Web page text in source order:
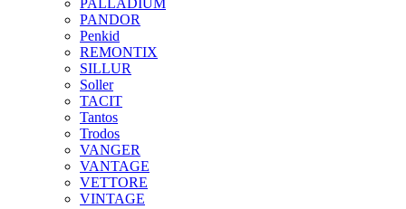
PALLADIUM
PANDOR
Penkid
REMONTIX
SILLUR
Soller
TACIT
Tantos
Trodos
VANGER
VANTAGE
VETTORE
VINTAGE